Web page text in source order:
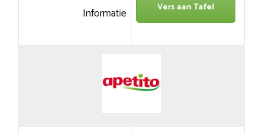
Informatie Vers aan Tafel